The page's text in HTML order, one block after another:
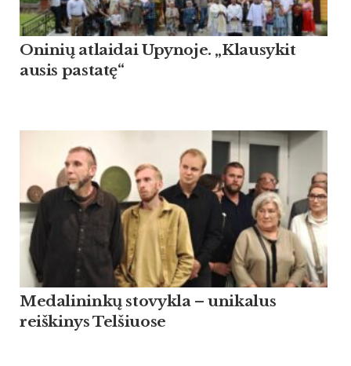
Oninių atlaidai Upynoje. „Klausykit
ausis pastatę“
Medalininkų stovykla – unikalus
reiškinys Telšiuose